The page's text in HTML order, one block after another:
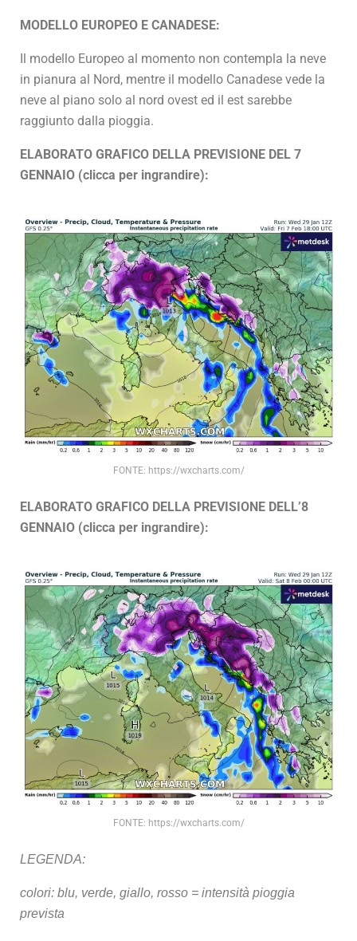
MODELLO EUROPEO E CANADESE:
Il modello Europeo al momento non contempla la neve
in pianura al Nord, mentre il modello Canadese vede la
neve al piano solo al nord ovest ed il est sarebbe
raggiunto dalla pioggia.
ELABORATO GRAFICO DELLA PREVISIONE DEL 7
GENNAIO (clicca per ingrandire):
FONTE: https://wxcharts.com/
ELABORATO GRAFICO DELLA PREVISIONE DELL’8
GENNAIO (clicca per ingrandire):
FONTE: https://wxcharts.com/
LEGENDA:
colori: blu, verde, giallo, rosso = intensità pioggia
prevista